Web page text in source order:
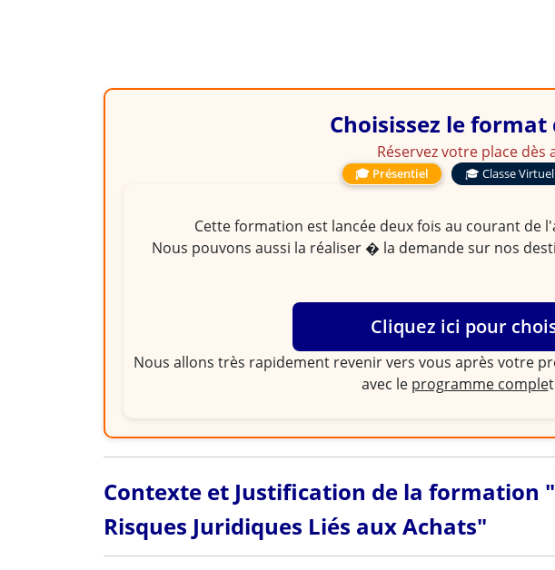
Choisissez le
Réservez votre place
🎓 Présentiel 🎓 Classe
Cette formation est lancée deux fois au courant de
Nous pouvons aussi la réaliser � la demande sur nos
Cliquez ici pour
Nous allons très rapidement revenir vers vous après votre
avec le programme comple
Contexte et Justification de la formation
Risques Juridiques Liés aux Achats"